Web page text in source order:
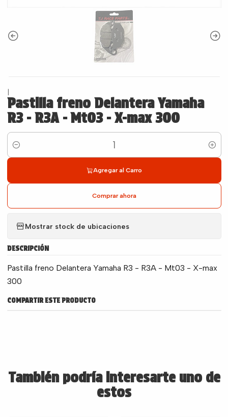
Pastilla freno Delantera Yamaha
R3 - R3A - Mt03 - X-max 300
Cantidad
Agregar al Carro
Comprar ahora
Mostrar stock de ubicaciones
DESCRIPCIÓN
Pastilla freno Delantera Yamaha R3 - R3A - Mt03 - X-max
300
COMPARTIR ESTE PRODUCTO
También podría interesarte uno de
estos